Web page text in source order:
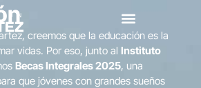
creemos que la educación es la
vidas. Por eso, junto al Instituto
Becas Integrales 2025, una
que jóvenes con grandes sueños